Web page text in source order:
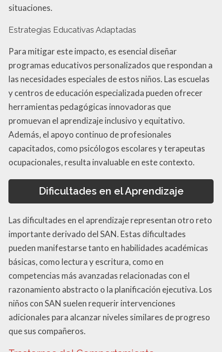
situaciones.
Estrategias Educativas Adaptadas
Para mitigar este impacto, es esencial diseñar
programas educativos personalizados que respondan a
las necesidades especiales de estos niños. Las escuelas
y centros de educación especializada pueden ofrecer
herramientas pedagógicas innovadoras que
promuevan el aprendizaje inclusivo y equitativo.
Además, el apoyo continuo de profesionales
capacitados, como psicólogos escolares y terapeutas
ocupacionales, resulta invaluable en este contexto.
Dificultades en el Aprendizaje
Las dificultades en el aprendizaje representan otro reto
importante derivado del SAN. Estas dificultades
pueden manifestarse tanto en habilidades académicas
básicas, como lectura y escritura, como en
competencias más avanzadas relacionadas con el
razonamiento abstracto o la planificación ejecutiva. Los
niños con SAN suelen requerir intervenciones
adicionales para alcanzar niveles similares de progreso
que sus compañeros.